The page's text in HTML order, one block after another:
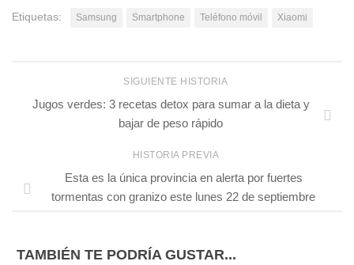
Etiquetas: Samsung Smartphone Teléfono móvil Xiaomi
SIGUIENTE HISTORIA
Jugos verdes: 3 recetas detox para sumar a la dieta y
bajar de peso rápido
HISTORIA PREVIA
Esta es la única provincia en alerta por fuertes
tormentas con granizo este lunes 22 de septiembre
TAMBIÉN TE PODRÍA GUSTAR...